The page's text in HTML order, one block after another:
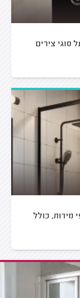
סוגי צירים
מידות, כולל